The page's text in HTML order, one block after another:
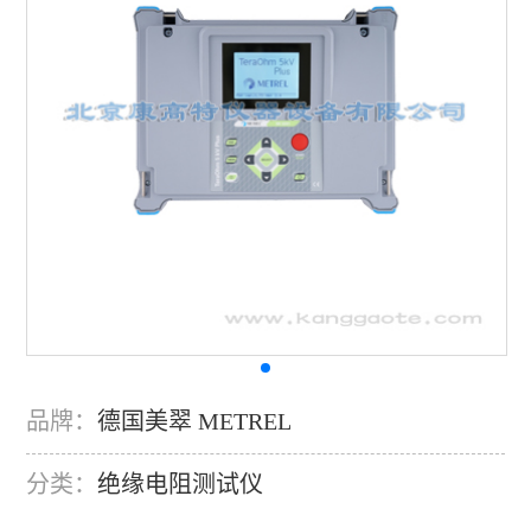
品牌：德国美翠 METREL
分类：绝缘电阻测试仪